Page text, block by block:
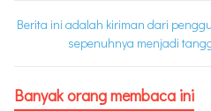
Berita ini adalah kiriman dari
sepenuhnya menjadi
Banyak orang membaca ini